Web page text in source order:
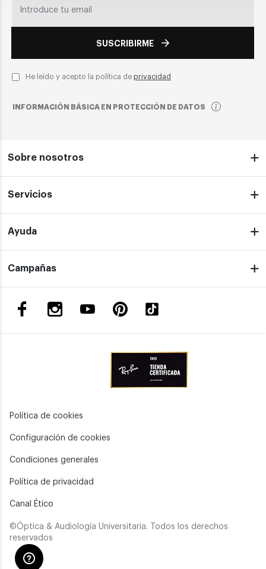
SUSCRIBIRME
He leído y acepto la política de privacidad
INFORMACIÓN BÁSICA EN PROTECCIÓN DE DATOS
Sobre nosotros
Servicios
Ayuda
Campañas
Política de cookies
Configuración de cookies
Condiciones generales
Política de privacidad
Canal Ético
©Óptica & Audiología Universitaria. Todos los derechos
reservados